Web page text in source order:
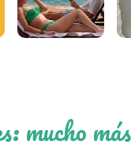
mucho